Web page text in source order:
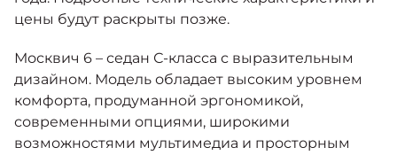
цены будут раскрыты позже.
Москвич 6 – седан С-класса с выразительным
дизайном. Модель обладает высоким уровнем
комфорта, продуманной эргономикой,
современными опциями, широкими
возможностями мультимедиа и просторным